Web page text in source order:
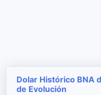
Dolar Histórico BNA
de Evolución